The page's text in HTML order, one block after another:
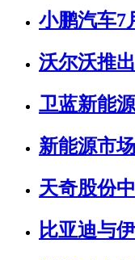
小鹏汽车7
沃尔沃推
卫蓝新能
新能源市
天奇股份
比亚迪与